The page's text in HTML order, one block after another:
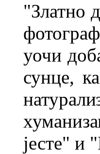
"Златно
уочи
сунце,
јесте" и